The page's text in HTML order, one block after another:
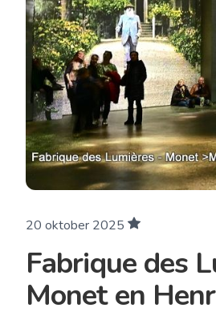
20 oktober 2025
Fabrique des
Monet en